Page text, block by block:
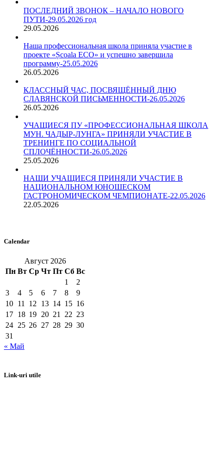
ПОСЛЕДНИЙ ЗВОНОК – НАЧАЛО НОВОГО
ПУТИ-29.05.2026 год
29.05.2026
Наша профессиональная школа приняла участие в
проекте «Școala ECO» и успешно завершила
программу-25.05.2026
26.05.2026
КЛАССНЫЙ ЧАС, ПОСВЯЩЁННЫЙ ДНЮ
СЛАВЯНСКОЙ ПИСЬМЕННОСТИ-26.05.2026
26.05.2026
УЧАЩИЕСЯ ПУ «ПРОФЕССИОНАЛЬНАЯ ШКОЛА
МУН. ЧАДЫР-ЛУНГА» ПРИНЯЛИ УЧАСТИЕ В
ТРЕНИНГЕ ПО СОЦИАЛЬНОЙ
СПЛОЧЁННОСТИ-26.05.2026
25.05.2026
НАШИ УЧАЩИЕСЯ ПРИНЯЛИ УЧАСТИЕ В
НАЦИОНАЛЬНОМ ЮНОШЕСКОМ
ГАСТРОНОМИЧЕСКОМ ЧЕМПИОНАТЕ-22.05.2026
22.05.2026
Calendar
Август 2026
Пн Вт Ср Чт Пт Сб Вс
1
2
3
4 5 6 7 8
9
10 11 12 13 14 15 16
17 18 19 20 21 22 23
24 25 26 27 28 29 30
31
« Май
Link-uri utile